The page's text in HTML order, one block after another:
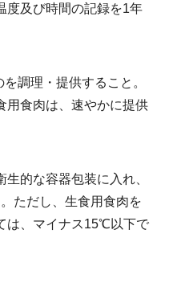
度及び時間の記録を1年
調理・提供すること。
用食肉は、速やかに提供
的な容器包装に入れ、
ただし、生食用食肉を
は、マイナス15℃以下で